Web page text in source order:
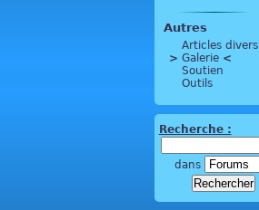
Autres
Articles divers
> Galerie <
Soutien
Outils
Recherche :
dans